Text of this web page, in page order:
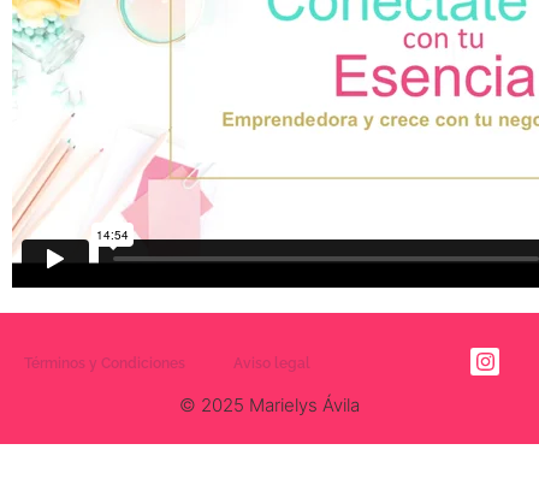
Términos y Condiciones Aviso legal
© 2025 Marielys Ávila